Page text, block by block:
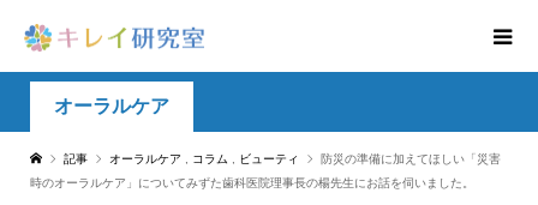
オーラルケア
記事 オーラルケア コラム ビューティ
防災の準備に加えてほしい「災害
時のオーラルケア」についてみずた歯科医院理事長の楊先生にお話を伺いました。